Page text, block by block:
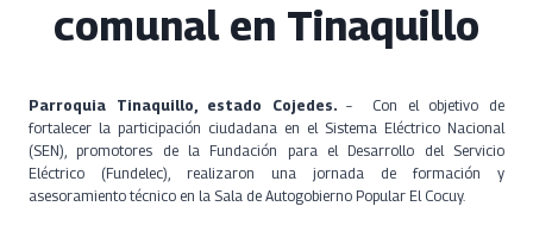
comunal en Tinaquillo
Parroquia Tinaquillo, estado Cojedes.– Con el objetivo de
fortalecer la participación ciudadana en el Sistema Eléctrico Nacional
(SEN), promotores de la Fundación para el Desarrollo del Servicio
Eléctrico (Fundelec), realizaron una jornada de formación y
asesoramiento técnico en la Sala de Autogobierno Popular El Cocuy.